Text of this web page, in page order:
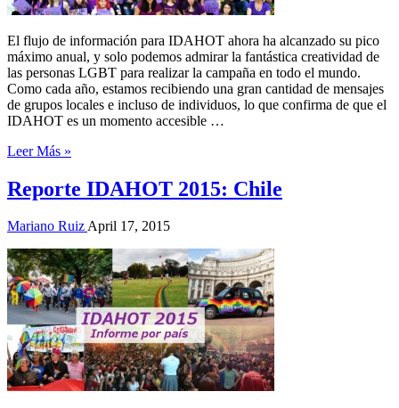
El flujo de información para IDAHOT ahora ha alcanzado su pico
máximo anual, y solo podemos admirar la fantástica creatividad de
las personas LGBT para realizar la campaña en todo el mundo.
Como cada año, estamos recibiendo una gran cantidad de mensajes
de grupos locales e incluso de individuos, lo que confirma de que el
IDAHOT es un momento accesible …
Leer Más »
Reporte IDAHOT 2015: Chile
Mariano RuizApril 17, 2015